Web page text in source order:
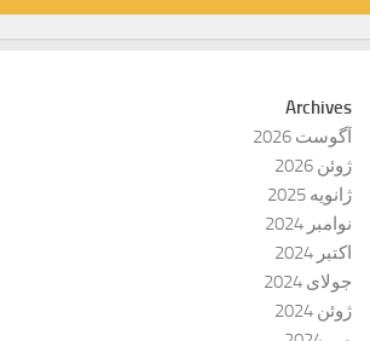
Archives
آگوست 2026
ژوئن 2026
ژانویه 2025
نوامبر 2024
اکتبر 2024
جولای 2024
ژوئن 2024